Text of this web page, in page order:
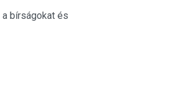
bírságokat és